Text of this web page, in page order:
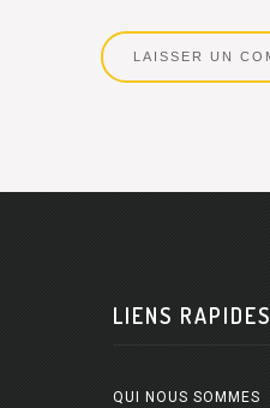
LIENS RAPIDES
QUI NOUS SOMMES